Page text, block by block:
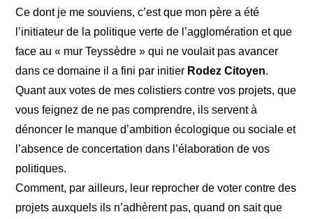
Ce dont je me souviens, c’est que mon père a été
l’initiateur de la politique verte de l’agglomération et que
face au « mur Teyssèdre » qui ne voulait pas avancer
dans ce domaine il a fini par initier Rodez Citoyen.
Quant aux votes de mes colistiers contre vos projets, que
vous feignez de ne pas comprendre, ils servent à
dénoncer le manque d’ambition écologique ou sociale et
l’absence de concertation dans l’élaboration de vos
politiques.
Comment, par ailleurs, leur reprocher de voter contre des
projets auxquels ils n’adhèrent pas, quand on sait que